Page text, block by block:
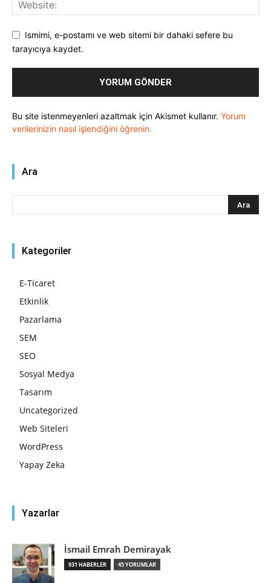
Ismimi, e-postamı ve web sitemi bir dahaki sefere bu
tarayıcıya kaydet.
Bu site istenmeyenleri azaltmak için Akismet kullanır. Yorum
verilerinizin nasıl işlendiğini öğrenin.
Ara
Kategoriler
E-Ticaret
Etkinlik
Pazarlama
SEM
SEO
Sosyal Medya
Tasarım
Uncategorized
Web Siteleri
WordPress
Yapay Zeka
Yazarlar
İsmail Emrah Demirayak
931 HABERLER 45 YORUMLAR